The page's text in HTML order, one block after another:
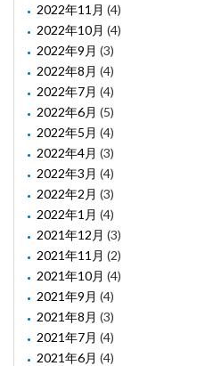
2022年11月 (4)
2022年10月 (4)
2022年9月 (3)
2022年8月 (4)
2022年7月 (4)
2022年6月 (5)
2022年5月 (4)
2022年4月 (3)
2022年3月 (4)
2022年2月 (3)
2022年1月 (4)
2021年12月 (3)
2021年11月 (2)
2021年10月 (4)
2021年9月 (4)
2021年8月 (3)
2021年7月 (4)
2021年6月 (4)